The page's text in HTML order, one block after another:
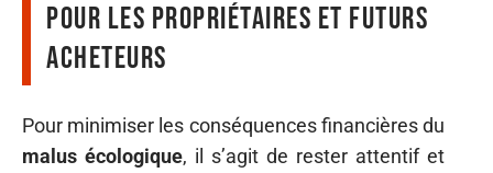
pour les propriétaires et futurs
acheteurs
Pour minimiser les conséquences financières du
malus écologique, il s’agit de rester attentif et